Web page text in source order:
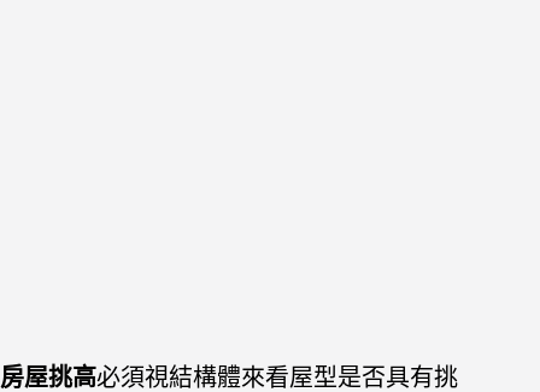
房屋挑高必須視結構體來看屋型是否具有挑